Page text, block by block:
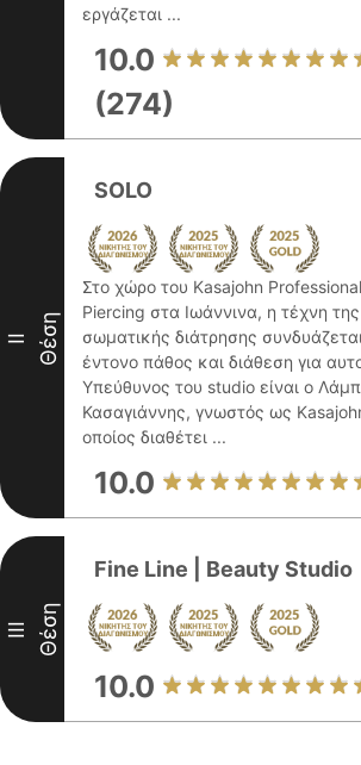
εργάζεται ...
10.0
(274)
II Θέση
SOLO
Στο χώρο του Kasajohn
Piercing στα Ιωάννινα, η τέχνη της
σωματικής διάτρησης
έντονο πάθος και διάθεση για
Υπεύθυνος του studio είναι ο
Κασαγιάννης, γνωστός ως
οποίος διαθέτει ...
10.0
III Θέση
Fine Line | Beauty Studio
10.0